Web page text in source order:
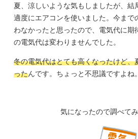
夏、涼しいような気もしましたが、結
適度にエアコンを使いました。今まで
わなかったと思ったので、電気代に期
の電気代は変わりませんでした。
冬の電気代はとても高くなったけど、
ったんです。ちょっと不思議ですよね。
気になったので調べて